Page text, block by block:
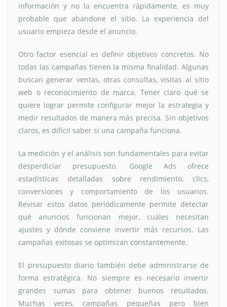
información y no la encuentra rápidamente, es muy
probable que abandone el sitio. La experiencia del
usuario empieza desde el anuncio.
Otro factor esencial es definir objetivos concretos. No
todas las campañas tienen la misma finalidad. Algunas
buscan generar ventas, otras consultas, visitas al sitio
web o reconocimiento de marca. Tener claro qué se
quiere lograr permite configurar mejor la estrategia y
medir resultados de manera más precisa. Sin objetivos
claros, es difícil saber si una campaña funciona.
La medición y el análisis son fundamentales para evitar
desperdiciar presupuesto. Google Ads ofrece
estadísticas detalladas sobre rendimiento, clics,
conversiones y comportamiento de los usuarios.
Revisar estos datos periódicamente permite detectar
qué anuncios funcionan mejor, cuáles necesitan
ajustes y dónde conviene invertir más recursos. Las
campañas exitosas se optimizan constantemente.
El presupuesto diario también debe administrarse de
forma estratégica. No siempre es necesario invertir
grandes sumas para obtener buenos resultados.
Muchas veces, campañas pequeñas pero bien